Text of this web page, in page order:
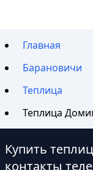
Главная
Барановичи
Теплица
Теплица
Купить
контакты